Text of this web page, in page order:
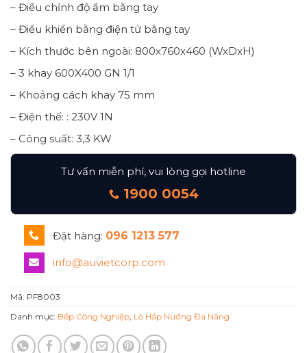
– Điều chỉnh độ ẩm bằng tay
– Điều khiển bằng điện tử bằng tay
– Kích thước bên ngoài: 800x760x460 (WxDxH)
– 3 khay 600X400 GN 1/1
– Khoảng cách khay 75 mm
– Điện thế: : 230V 1N
– Công suất: 3,3 KW
Tư vấn miễn phí, vui lòng gọi hotline
1900 0054
Đặt hàng: 096 1213 577
info@auvietcorp.com
Mã: PF8003
Danh mục: Bếp Công Nghiệp Lò Hấp Nướng Đa Năng